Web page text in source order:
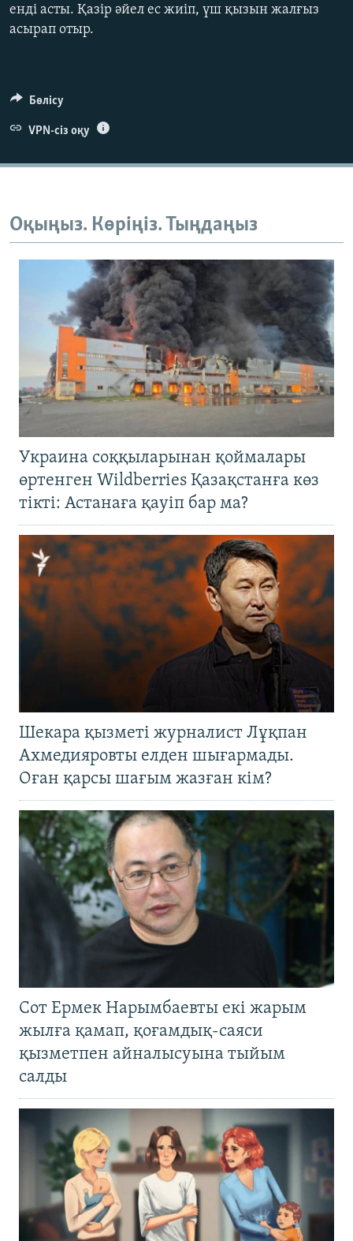
1080p
енді асты. Қазір әйел ес жиіп, үш қызын жалғыз
асырап отыр.
Бөлісу
VPN-сіз оқу
Оқыңыз. Көріңіз. Тыңдаңыз
Украина соққыларынан қоймалары
өртенген Wildberries Қазақстанға көз
тікті: Астанаға қауіп бар ма?
Шекара қызметі журналист Лұқпан
Ахмедияровты елден шығармады.
Оған қарсы шағым жазған кім?
Сот Ермек Нарымбаевты екі жарым
жылға қамап, қоғамдық-саяси
қызметпен айналысуына тыйым
салды